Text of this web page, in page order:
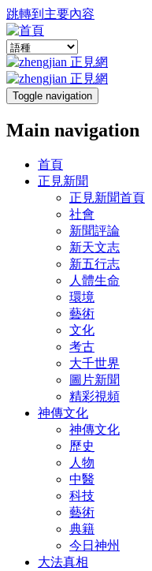
跳轉到主要內容
Toggle navigation
Main navigation
首頁
正見新聞
正見新聞首頁
社會
新聞評論
新天文志
新五行志
人體生命
環境
藝術
文化
考古
大千世界
圖片新聞
精彩視頻
神傳文化
神傳文化
歷史
人物
中醫
科技
藝術
典籍
今日神州
大法真相